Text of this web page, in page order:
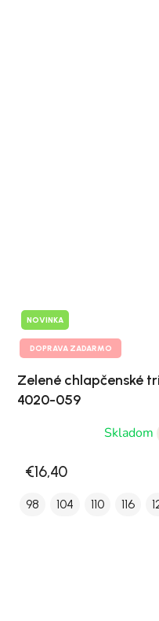
NOVINKA
DOPRAVA ZADARMO
Zelené chlapčenské
4020-059
Skladom
€16,40
98 104 110 116